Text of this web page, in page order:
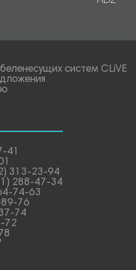
систем CLiVE
41
313-23-94
288-47-34
74-63
76
74
72